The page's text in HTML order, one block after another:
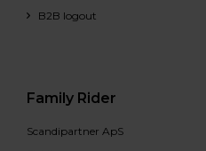
B2B logout
Family Rider
Scandipartner ApS